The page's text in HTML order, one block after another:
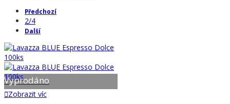
Předchozí
2/4
Další
Vyprodáno
Zobrazit víc